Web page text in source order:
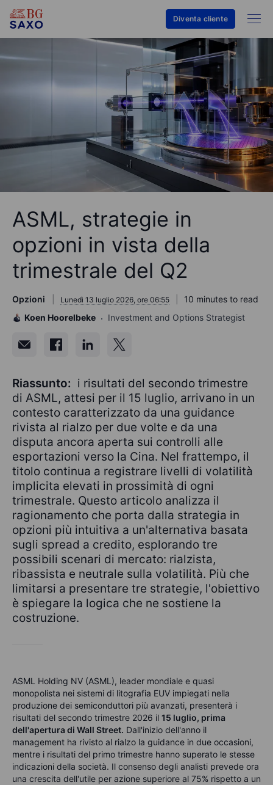
Diventa cliente
ASML, strategie in
opzioni in vista della
trimestrale del Q2
Opzioni Lunedì 13 luglio 2026, ore 06:55
10 minutes to read
Koen Hoorelbeke
Investment and Options Strategist
Riassunto: i risultati del secondo trimestre
di ASML, attesi per il 15 luglio, arrivano in un
contesto caratterizzato da una guidance
rivista al rialzo per due volte e da una
disputa ancora aperta sui controlli alle
esportazioni verso la Cina. Nel frattempo, il
titolo continua a registrare livelli di volatilità
implicita elevati in prossimità di ogni
trimestrale. Questo articolo analizza il
ragionamento che porta dalla strategia in
opzioni più intuitiva a un'alternativa basata
sugli spread a credito, esplorando tre
possibili scenari di mercato: rialzista,
ribassista e neutrale sulla volatilità. Più che
limitarsi a presentare tre strategie, l'obiettivo
è spiegare la logica che ne sostiene la
costruzione.
ASML Holding NV (ASML), leader mondiale e quasi
monopolista nei sistemi di litografia EUV impiegati nella
produzione dei semiconduttori più avanzati, presenterà i
risultati del secondo trimestre 2026 il 15 luglio, prima
dell'apertura di Wall Street. Dall'inizio dell'anno il
management ha rivisto al rialzo la guidance in due occasioni,
mentre i risultati del primo trimestre hanno superato le stesse
indicazioni della società. Il consenso degli analisti prevede ora
una crescita dell'utile per azione superiore al 75% rispetto a un